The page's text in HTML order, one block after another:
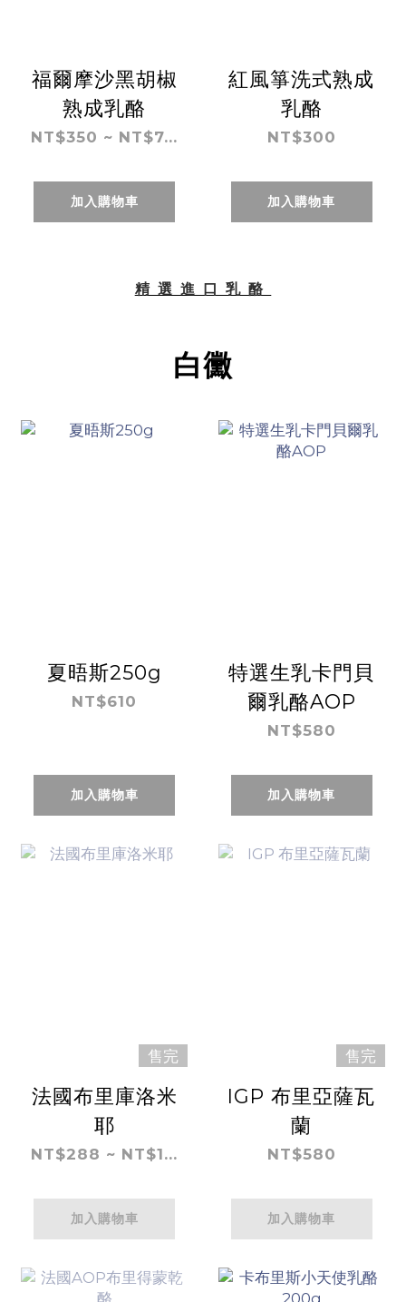
福爾摩沙黑胡椒
熟成乳酪
NT$350 ~ NT$7...
加入購物車
紅風箏洗式熟成
乳酪
NT$300
加入購物車
精選進口乳酪
白黴
夏晤斯250g
NT$610
加入購物車
特選生乳卡門貝
爾乳酪AOP
NT$580
加入購物車
售完
法國布里庫洛米
耶
NT$288 ~ NT$1...
加入購物車
售完
IGP 布里亞薩瓦
蘭
NT$580
加入購物車